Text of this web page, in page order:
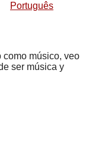
Português
músico, veo
ser música y